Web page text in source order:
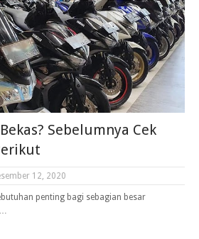
Sebelumnya Cek
12, 2020
penting bagi sebagian besar